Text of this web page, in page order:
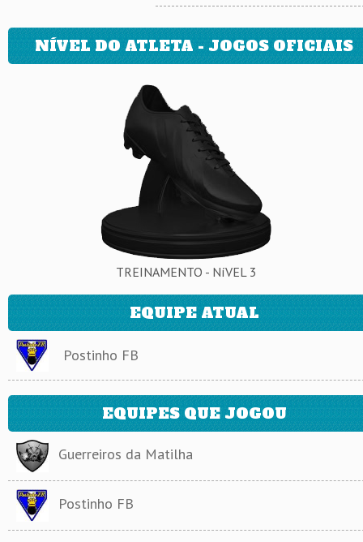
NÍVEL DO ATLETA - JOGOS OFICIAIS
TREINAMENTO - NíVEL 3
EQUIPE ATUAL
Postinho FB
EQUIPES QUE JOGOU
Guerreiros da Matilha
Postinho FB